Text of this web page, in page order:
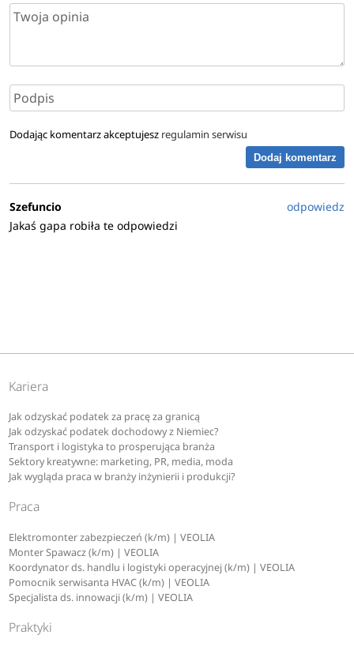
Dodając komentarz akceptujesz regulamin serwisu
Dodaj komentarz
Szefuncio
odpowiedz
Jakaś gapa robiła te odpowiedzi
Kariera
Jak odzyskać podatek za pracę za granicą
Jak odzyskać podatek dochodowy z Niemiec?
Transport i logistyka to prosperująca branża
Sektory kreatywne: marketing, PR, media, moda
Jak wygląda praca w branży inżynierii i produkcji?
Praca
Elektromonter zabezpieczeń (k/m) | VEOLIA
Monter Spawacz (k/m) | VEOLIA
Koordynator ds. handlu i logistyki operacyjnej (k/m) | VEOLIA
Pomocnik serwisanta HVAC (k/m) | VEOLIA
Specjalista ds. innowacji (k/m) | VEOLIA
Praktyki